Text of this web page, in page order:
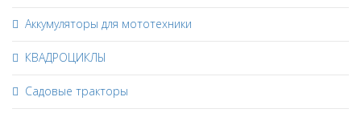
Аккумуляторы для мототехники
КВАДРОЦИКЛЫ
Садовые тракторы